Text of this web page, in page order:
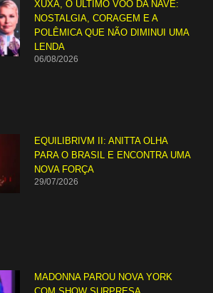
XUXA, O ÚLTIMO VOO DA NAVE:
NOSTALGIA, CORAGEM E A
POLÊMICA QUE NÃO DIMINUI UMA
LENDA
06/08/2026
EQUILIBRIVM II: ANITTA OLHA
PARA O BRASIL E ENCONTRA UMA
NOVA FORÇA
29/07/2026
MADONNA PAROU NOVA YORK